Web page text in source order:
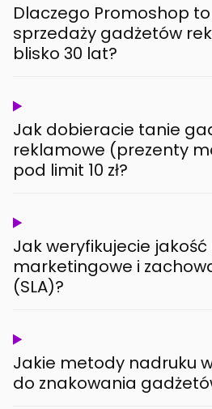
Dlaczego Promoshop
sprzedaży gadżetów
blisko 30 lat?
Jak dobieracie tanie
reklamowe (prezenty
pod limit 10 zł?
Jak weryfikujecie
marketingowe i
(SLA)?
Jakie metody nadruku
do znakowania